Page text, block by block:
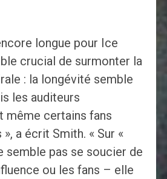
longue pour Ice
crucial de surmonter la
: la longévité semble
les auditeurs
même certains fans
a écrit Smith. « Sur «
semble pas se soucier de
ou les fans – elle